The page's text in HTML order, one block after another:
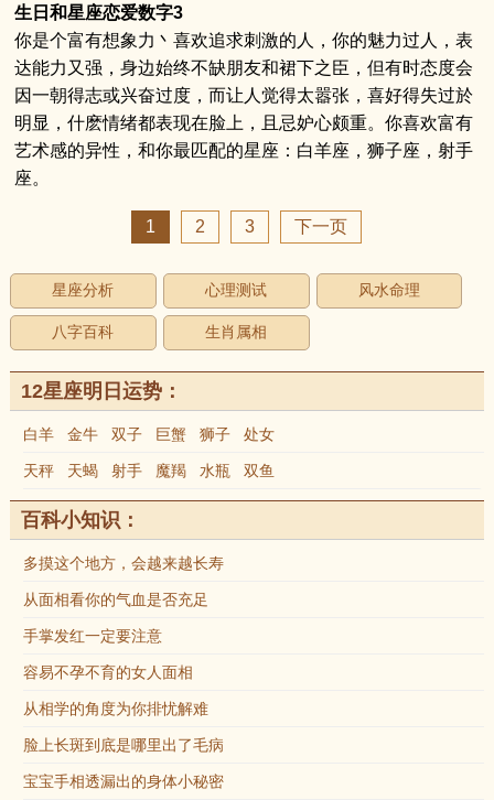
生日和星座恋爱数字3
你是个富有想象力丶喜欢追求刺激的人，你的魅力过人，表
达能力又强，身边始终不缺朋友和裙下之臣，但有时态度会
因一朝得志或兴奋过度，而让人觉得太嚣张，喜好得失过於
明显，什麽情绪都表现在脸上，且忌妒心颇重。你喜欢富有
艺术感的异性，和你最匹配的星座：白羊座，狮子座，射手
座。
1 2 3 下一页
星座分析 心理测试 风水命理
八字百科 生肖属相
12星座明日运势：
白羊 金牛 双子 巨蟹 狮子 处女
天秤 天蝎 射手 魔羯 水瓶 双鱼
百科小知识：
多摸这个地方，会越来越长寿
从面相看你的气血是否充足
手掌发红一定要注意
容易不孕不育的女人面相
从相学的角度为你排忧解难
脸上长斑到底是哪里出了毛病
宝宝手相透漏出的身体小秘密